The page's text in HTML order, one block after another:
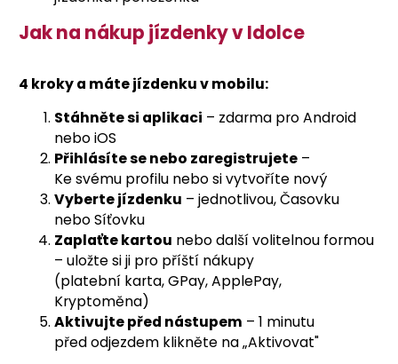
Jak na nákup jízdenky v Idolce
4 kroky a máte jízdenku v mobilu:
Stáhněte si aplikaci – zdarma pro Android
nebo iOS
Přihlásíte se nebo zaregistrujete –
Ke svému profilu nebo si vytvoříte nový
Vyberte jízdenku – jednotlivou, Časovku
nebo Síťovku
Zaplaťte kartou nebo další volitelnou formou
– uložte si ji pro příští nákupy
(platební karta, GPay, ApplePay,
Kryptoměna)
Aktivujte před nástupem – 1 minutu
před odjezdem klikněte na „Aktivovat"